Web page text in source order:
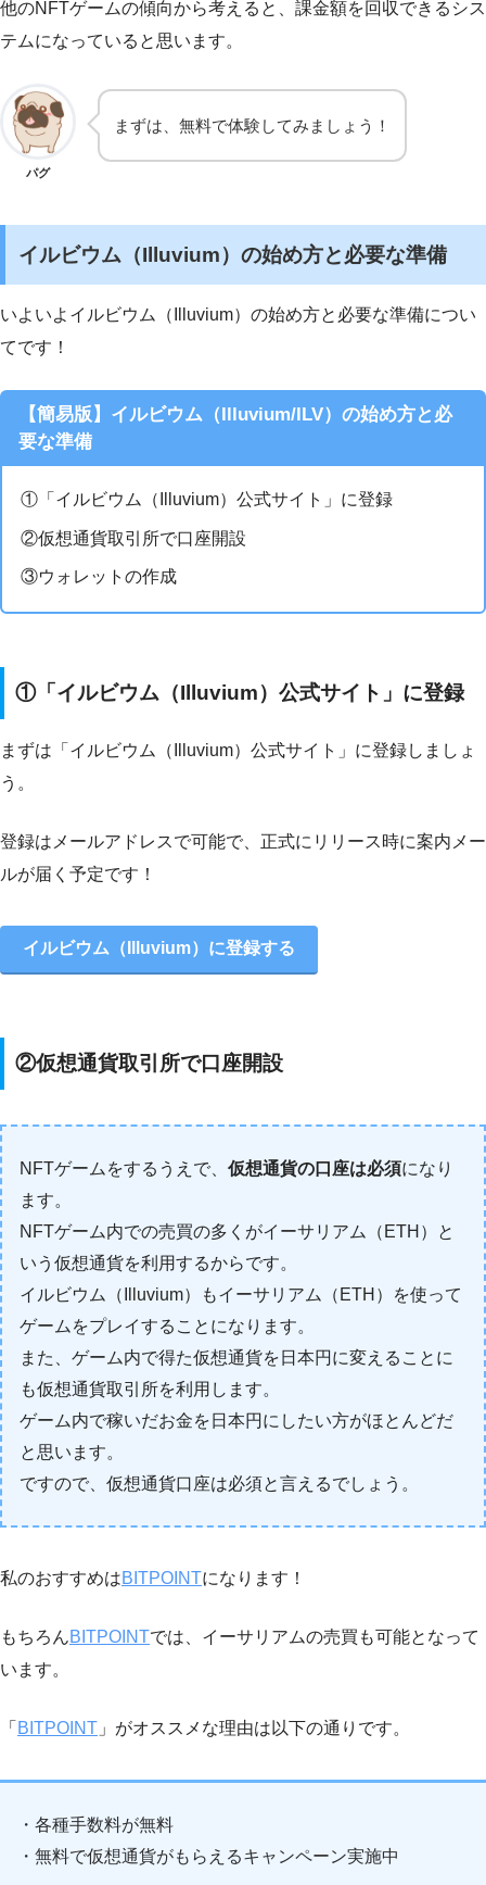
他のNFTゲームの傾向から考えると、課金額を回収できるシス
テムになっていると思います。
パグ
まずは、無料で体験してみましょう！
イルビウム（Illuvium）の始め方と必要な準備
いよいよイルビウム（Illuvium）の始め方と必要な準備につい
てです！
【簡易版】イルビウム（Illuvium/ILV）の始め方と必
要な準備
①「イルビウム（Illuvium）公式サイト」に登録
②仮想通貨取引所で口座開設
③ウォレットの作成
①「イルビウム（Illuvium）公式サイト」に登録
まずは「イルビウム（Illuvium）公式サイト」に登録しましょ
う。
登録はメールアドレスで可能で、正式にリリース時に案内メー
ルが届く予定です！
イルビウム（Illuvium）に登録する
②仮想通貨取引所で口座開設
NFTゲームをするうえで、 仮想通貨の口座は必須になり
ます。
NFTゲーム内での売買の多くがイーサリアム（ETH）と
いう仮想通貨を利用するからです。
イルビウム（Illuvium）もイーサリアム（ETH）を使って
ゲームをプレイすることになります。
また、ゲーム内で得た仮想通貨を日本円に変えることに
も仮想通貨取引所を利用します。
ゲーム内で稼いだお金を日本円にしたい方がほとんどだ
と思います。
ですので、仮想通貨口座は必須と言えるでしょう。
私のおすすめはBITPOINTになります！
もちろんBITPOINTでは、イーサリアムの売買も可能となって
います。
「 BITPOINT 」がオススメな理由は以下の通りです。
・各種手数料が無料
・無料で仮想通貨がもらえるキャンペーン実施中